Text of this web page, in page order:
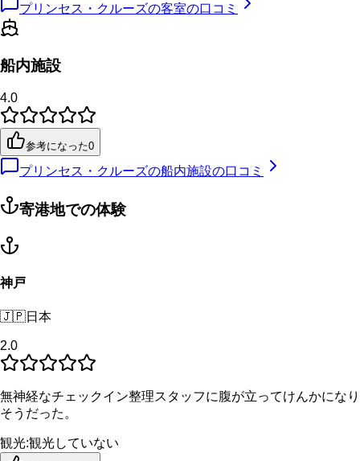
プリンセス・クルーズの客室の口コミ
船内施設
4.0
参考になった0
プリンセス・クルーズの船内施設の口コミ
寄港地での体験
神戸
🇯🇵日本
2.0
無神経なチェックイン整理スタッフに腹が立ってけんかになり
そうだった。
観光:観光していない